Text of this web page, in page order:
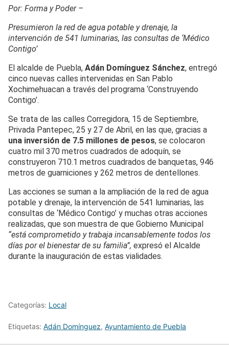
Por: Forma y Poder –
Presumieron la red de agua potable y drenaje, la
intervención de 541 luminarias, las consultas de ‘Médico
Contigo’
El alcalde de Puebla, Adán Domínguez Sánchez, entregó
cinco nuevas calles intervenidas en San Pablo
Xochimehuacan a través del programa ‘Construyendo
Contigo’.
Se trata de las calles Corregidora, 15 de Septiembre,
Privada Pantepec, 25 y 27 de Abril, en las que, gracias a
una inversión de 7.5 millones de pesos, se colocaron
cuatro mil 370 metros cuadrados de adoquín, se
construyeron 710.1 metros cuadrados de banquetas, 946
metros de guarniciones y 262 metros de dentellones.
Las acciones se suman a la ampliación de la red de agua
potable y drenaje, la intervención de 541 luminarias, las
consultas de ‘Médico Contigo’ y muchas otras acciones
realizadas, que son muestra de que Gobierno Municipal
“está comprometido y trabaja incansablemente todos los
días por el bienestar de su familia”, expresó el Alcalde
durante la inauguración de estas vialidades.
Categorías: Local
Etiquetas: Adán Domínguez, Ayuntamiento de Puebla